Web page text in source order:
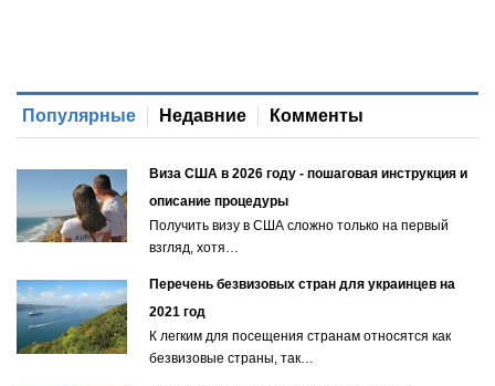
Популярные Недавние Комменты
Виза США в 2026 году - пошаговая инструкция и
описание процедуры
Получить визу в США сложно только на первый
взгляд, хотя…
Перечень безвизовых стран для украинцев на
2021 год
К легким для посещения странам относятся как
безвизовые страны, так…